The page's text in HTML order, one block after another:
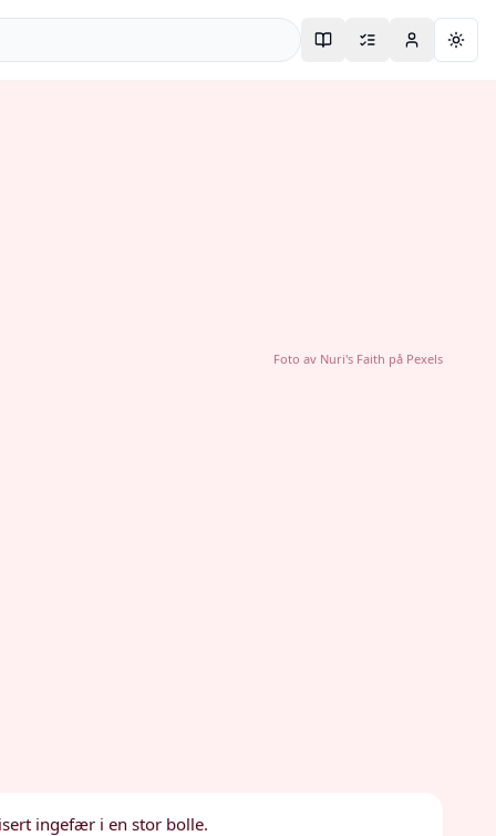
Foto av Nuri's Faith på Pexels
ingefær i en stor bolle.